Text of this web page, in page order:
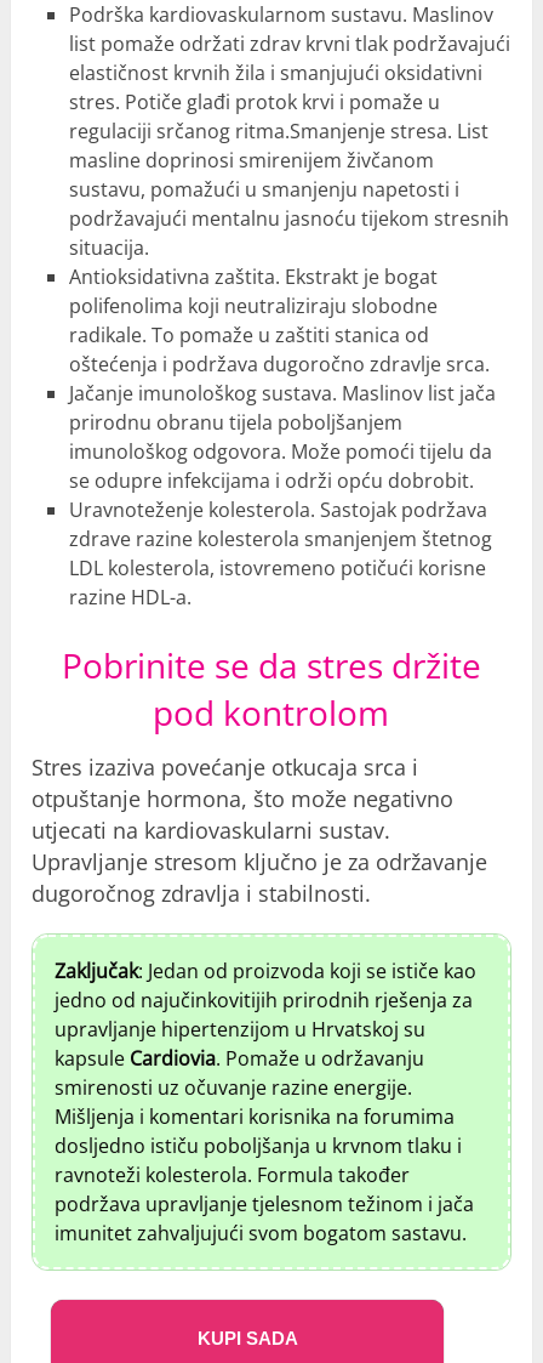
Podrška kardiovaskularnom sustavu. Maslinov
list pomaže održati zdrav krvni tlak podržavajući
elastičnost krvnih žila i smanjujući oksidativni
stres. Potiče glađi protok krvi i pomaže u
regulaciji srčanog ritma.Smanjenje stresa. List
masline doprinosi smirenijem živčanom
sustavu, pomažući u smanjenju napetosti i
podržavajući mentalnu jasnoću tijekom stresnih
situacija.
Antioksidativna zaštita. Ekstrakt je bogat
polifenolima koji neutraliziraju slobodne
radikale. To pomaže u zaštiti stanica od
oštećenja i podržava dugoročno zdravlje srca.
Jačanje imunološkog sustava. Maslinov list jača
prirodnu obranu tijela poboljšanjem
imunološkog odgovora. Može pomoći tijelu da
se odupre infekcijama i održi opću dobrobit.
Uravnoteženje kolesterola. Sastojak podržava
zdrave razine kolesterola smanjenjem štetnog
LDL kolesterola, istovremeno potičući korisne
razine HDL-a.
Pobrinite se da stres držite
pod kontrolom
Stres izaziva povećanje otkucaja srca i
otpuštanje hormona, što može negativno
utjecati na kardiovaskularni sustav.
Upravljanje stresom ključno je za održavanje
dugoročnog zdravlja i stabilnosti.
Zaključak: Jedan od proizvoda koji se ističe kao
jedno od najučinkovitijih prirodnih rješenja za
upravljanje hipertenzijom u Hrvatskoj su
kapsule Cardiovia. Pomaže u održavanju
smirenosti uz očuvanje razine energije.
Mišljenja i komentari korisnika na forumima
dosljedno ističu poboljšanja u krvnom tlaku i
ravnoteži kolesterola. Formula također
podržava upravljanje tjelesnom težinom i jača
imunitet zahvaljujući svom bogatom sastavu.
KUPI SADA